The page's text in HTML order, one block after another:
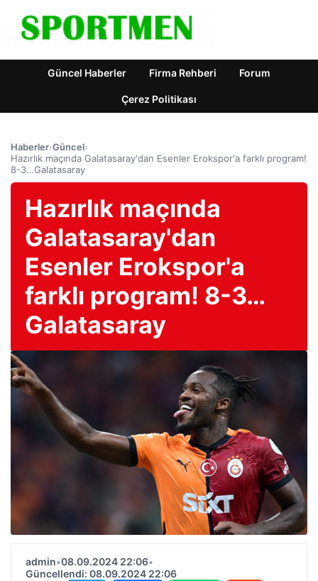
Güncel Haberler Firma Rehberi Forum
Çerez Politikası
Haberler›Güncel›
Hazırlık maçında Galatasaray'dan Esenler Erokspor'a farklı program!
8-3…Galatasaray
Hazırlık maçında
Galatasaray'dan
Esenler Erokspor'a
farklı program! 8-3…
Galatasaray
admin•08.09.2024 22:06•
Güncellendi: 08.09.2024 22:06